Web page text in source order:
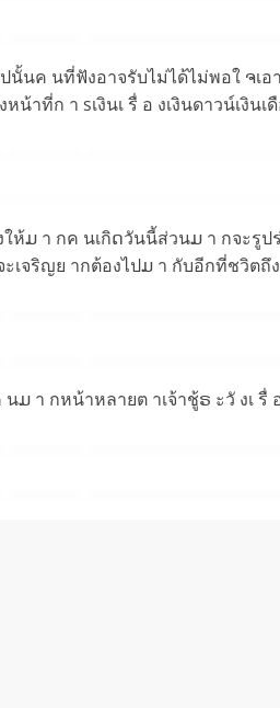
นั้นค นที่ฟังอาจรับไม่ได้ไม่พอใ ຈเ
น้าที่ก า sเงินเ รื่ อ งเงินดาวน์เงิน
ห้ມ า กค นเกิດวันนี้ส่วนມ า กจะรู
ะเจริญย ากต้องไปມ า กับอีกที่ชวิตถึ
ມ า กหน้าหลายต าเจ้าชู้ຣ ะวั งเ รื่